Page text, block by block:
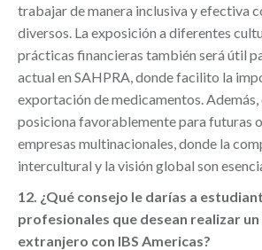
trabajar de manera inclusiva y efectiva
diversos. La exposición a diferentes
prácticas financieras también será útil
actual en SAHPRA, donde facilito la
exportación de medicamentos. Además,
posiciona favorablemente para futuras
empresas multinacionales, donde la
intercultural y la visión global son
12. ¿Qué consejo le darías a
profesionales que desean realizar un
extranjero con IBS Americas?